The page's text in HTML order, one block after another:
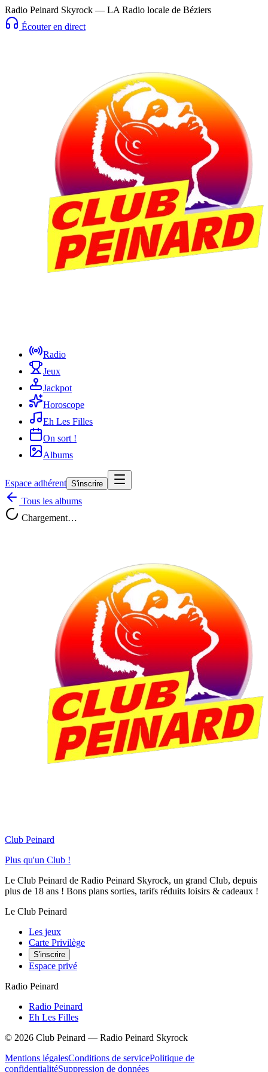
Radio Peinard Skyrock — LA Radio locale de Béziers
Écouter en direct
Radio
Jeux
Jackpot
Horoscope
Eh Les Filles
On sort !
Albums
Espace adhérent S'inscrire
Tous les albums
Chargement…
Club Peinard
Plus qu'un Club !
Le Club Peinard de Radio Peinard Skyrock, un grand Club, depuis
plus de 18 ans ! Bons plans sorties, tarifs réduits loisirs & cadeaux !
Le Club Peinard
Les jeux
Carte Privilège
S'inscrire
Espace privé
Radio Peinard
Radio Peinard
Eh Les Filles
© 2026 Club Peinard — Radio Peinard Skyrock
Mentions légalesConditions de servicePolitique de
confidentialitéSuppression de données